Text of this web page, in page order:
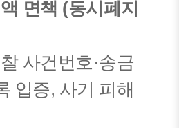
면책 (동시폐지
사건번호·송금
입증, 사기 피해